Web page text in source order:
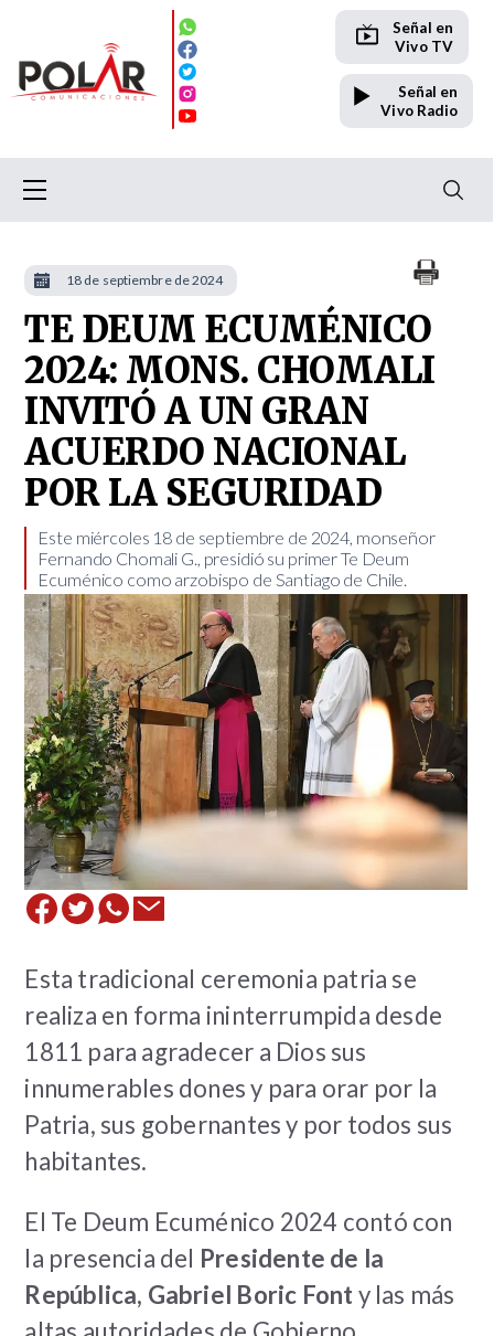
Señal en
Vivo TV
Señal en
Vivo Radio
TE DEUM ECUMÉNICO
2024: MONS. CHOMALI
INVITÓ A UN GRAN
ACUERDO NACIONAL
POR LA SEGURIDAD
Este miércoles 18 de septiembre de 2024, monseñor
Fernando Chomali G., presidió su primer Te Deum
Ecuménico como arzobispo de Santiago de Chile. ​
Esta tradicional ceremonia patria se
realiza en forma ininterrumpida desde
1811 para agradecer a Dios sus
innumerables dones y para orar por la
Patria, sus gobernantes y por todos sus
habitantes.
El Te Deum Ecuménico 2024 contó con
la presencia del Presidente de la
República, Gabriel Boric Font y las más
18 de septiembre de 2024